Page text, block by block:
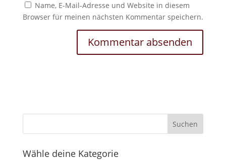
Name, E-Mail-Adresse und Website in diesem
Browser für meinen nächsten Kommentar speichern.
Wähle deine Kategorie